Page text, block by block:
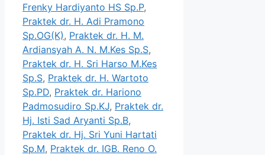
Frenky Hardiyanto HS Sp.P,
Praktek dr. H. Adi Pramono
Sp.OG(K), Praktek dr. H. M.
Ardiansyah A. N. M.Kes Sp.S,
Praktek dr. H. Sri Harso M.Kes
Sp.S, Praktek dr. H. Wartoto
Sp.PD, Praktek dr. Hariono
Padmosudiro Sp.KJ, Praktek dr.
Hj. Isti Sad Aryanti Sp.B,
Praktek dr. Hj. Sri Yuni Hartati
Sp.M, Praktek dr. IGB. Reno O.